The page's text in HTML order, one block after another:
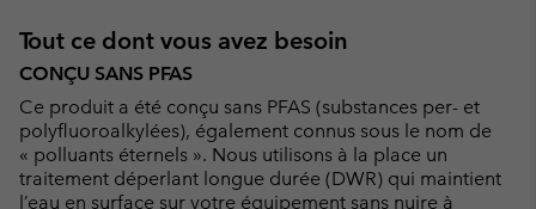
Tout ce dont vous avez besoin
CONÇU SANS PFAS
Ce produit a été conçu sans PFAS (substances per- et
polyfluoroalkylées), également connus sous le nom de
« polluants éternels ». Nous utilisons à la place un
traitement déperlant longue durée (DWR) qui maintient
l’eau en surface sur votre équipement sans nuire à